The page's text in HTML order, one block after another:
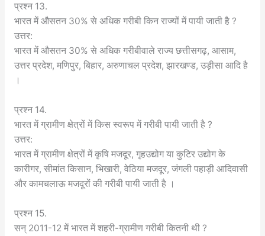
प्रश्न 13.
भारत में औसतन 30% से अधिक गरीबी किन राज्यों में पायी जाती है ?
उत्तर:
भारत में औसतन 30% से अधिक गरीबीवाले राज्य छत्तीसगढ़, आसाम,
उत्तर प्रदेश, मणिपुर, बिहार, अरुणाचल प्रदेश, झारखण्ड, उड़ीसा आदि है
।
प्रश्न 14.
भारत में ग्रामीण क्षेत्रों में किस स्वरूप में गरीबी पायी जाती है ?
उत्तर:
भारत में ग्रामीण क्षेत्रों में कृषि मजदूर, गृहउद्योग या कुटिर उद्योग के
कारीगर, सीमांत किसान, भिखारी, वेठिया मजदूर, जंगली पहाड़ी आदिवासी
और कामचलाऊ मजदूरों की गरीबी पायी जाती है ।
प्रश्न 15.
सन् 2011-12 में भारत में शहरी-ग्रामीण गरीबी कितनी थी ?